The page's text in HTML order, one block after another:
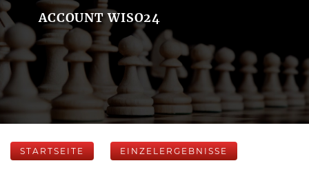
ACCOUNT WISO24
STARTSEITE EINZELERGEBNISSE